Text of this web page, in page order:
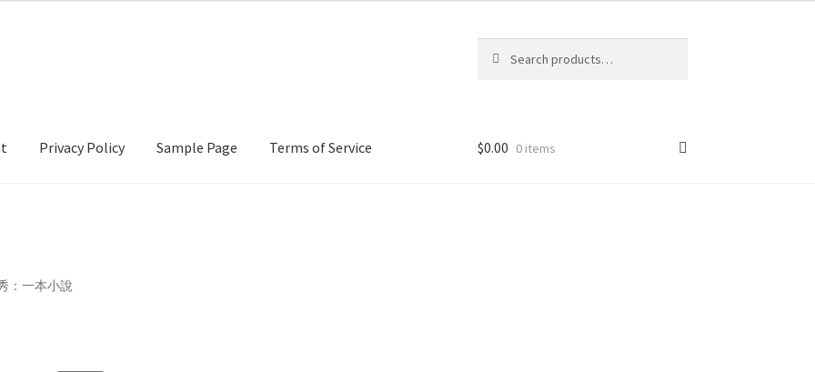
for:
Privacy Policy Sample Page Terms of Service $0.00 0 items
：一本小說